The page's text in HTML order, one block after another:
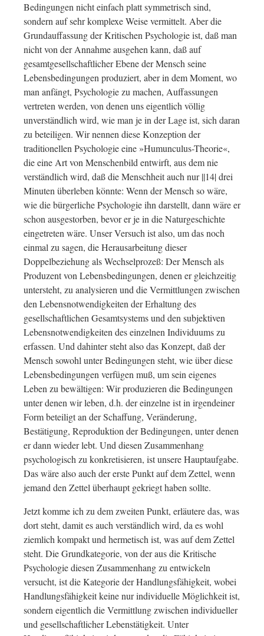
Bedingungen nicht einfach platt symmetrisch sind,
sondern auf sehr komplexe Weise vermittelt. Aber die
Grundauffassung der Kritischen Psychologie ist, daß man
nicht von der Annahme ausgehen kann, daß auf
gesamtgesellschaftlicher Ebene der Mensch seine
Lebensbedingungen produziert, aber in dem Moment, wo
man anfängt, Psychologie zu machen, Auffassungen
vertreten werden, von denen uns eigentlich völlig
unverständlich wird, wie man je in der Lage ist, sich daran
zu beteiligen. Wir nennen diese Konzeption der
traditionellen Psychologie eine »Humunculus-Theorie«,
die eine Art von Menschenbild entwirft, aus dem nie
verständlich wird, daß die Menschheit auch nur ||14| drei
Minuten überleben könnte: Wenn der Mensch so wäre,
wie die bürgerliche Psychologie ihn darstellt, dann wäre er
schon ausgestorben, bevor er je in die Naturgeschichte
eingetreten wäre. Unser Versuch ist also, um das noch
einmal zu sagen, die Herausarbeitung dieser
Doppelbeziehung als Wechselprozeß: Der Mensch als
Produzent von Lebensbedingungen, denen er gleichzeitig
untersteht, zu analysieren und die Vermittlungen zwischen
den Lebensnotwendigkeiten der Erhaltung des
gesellschaftlichen Gesamtsystems und den subjektiven
Lebensnotwendigkeiten des einzelnen Individuums zu
erfassen. Und dahinter steht also das Konzept, daß der
Mensch sowohl unter Bedingungen steht, wie über diese
Lebensbedingungen verfügen muß, um sein eigenes
Leben zu bewältigen: Wir produzieren die Bedingungen
unter denen wir leben, d.h. der einzelne ist in irgendeiner
Form beteiligt an der Schaffung, Veränderung,
Bestätigung, Reproduktion der Bedingungen, unter denen
er dann wieder lebt. Und diesen Zusammenhang
psychologisch zu konkretisieren, ist unsere Hauptaufgabe.
Das wäre also auch der erste Punkt auf dem Zettel, wenn
jemand den Zettel überhaupt gekriegt haben sollte.
Jetzt komme ich zu dem zweiten Punkt, erläutere das, was
dort steht, damit es auch verständlich wird, da es wohl
ziemlich kompakt und hermetisch ist, was auf dem Zettel
steht. Die Grundkategorie, von der aus die Kritische
Psychologie diesen Zusammenhang zu entwickeln
versucht, ist die Kategorie der Handlungsfähigkeit, wobei
Handlungsfähigkeit keine nur individuelle Möglichkeit ist,
sondern eigentlich die Vermittlung zwischen individueller
und gesellschaftlicher Lebenstätigkeit. Unter